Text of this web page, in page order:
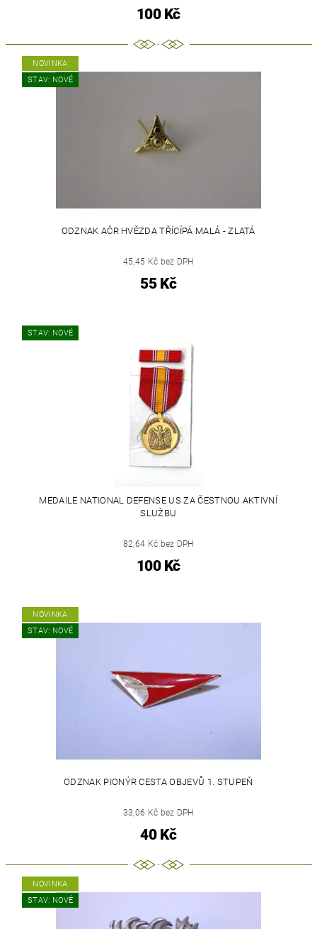
100 Kč
NOVINKA
STAV: NOVÉ
ODZNAK AČR HVĚZDA TŘÍCÍPÁ MALÁ - ZLATÁ
45,45 Kč bez DPH
55 Kč
STAV: NOVÉ
MEDAILE NATIONAL DEFENSE US ZA ČESTNOU AKTIVNÍ
SLUŽBU
82,64 Kč bez DPH
100 Kč
NOVINKA
STAV: NOVÉ
ODZNAK PIONÝR CESTA OBJEVŮ 1. STUPEŇ
33,06 Kč bez DPH
40 Kč
NOVINKA
STAV: NOVÉ